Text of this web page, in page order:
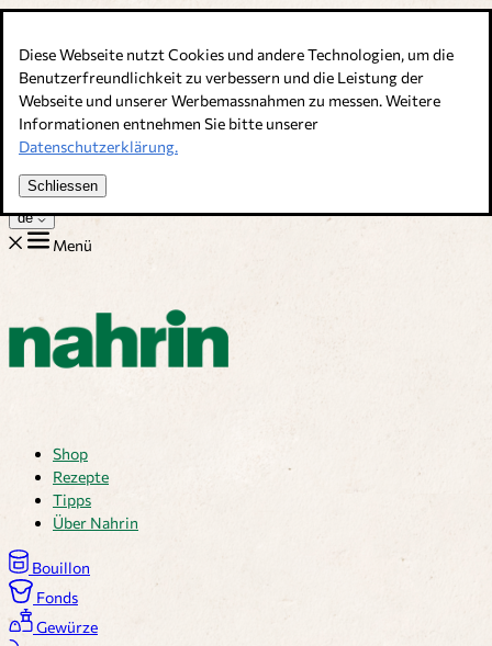
Diese Webseite nutzt Cookies und andere Technologien, um die
Benutzerfreundlichkeit zu verbessern und die Leistung der
Webseite und unserer Werbemassnahmen zu messen. Weitere
Informationen entnehmen Sie bitte unserer
Datenschutzerklärung.
Schliessen
Bouillons, Gewürze & Nahrungsergänzung. Schweizer Qualität
Kundenservice
Rezepte
Tipps
Über uns
Jobs
de
Menü
Shop
Rezepte
Tipps
Über Nahrin
Bouillon
Fonds
Gewürze